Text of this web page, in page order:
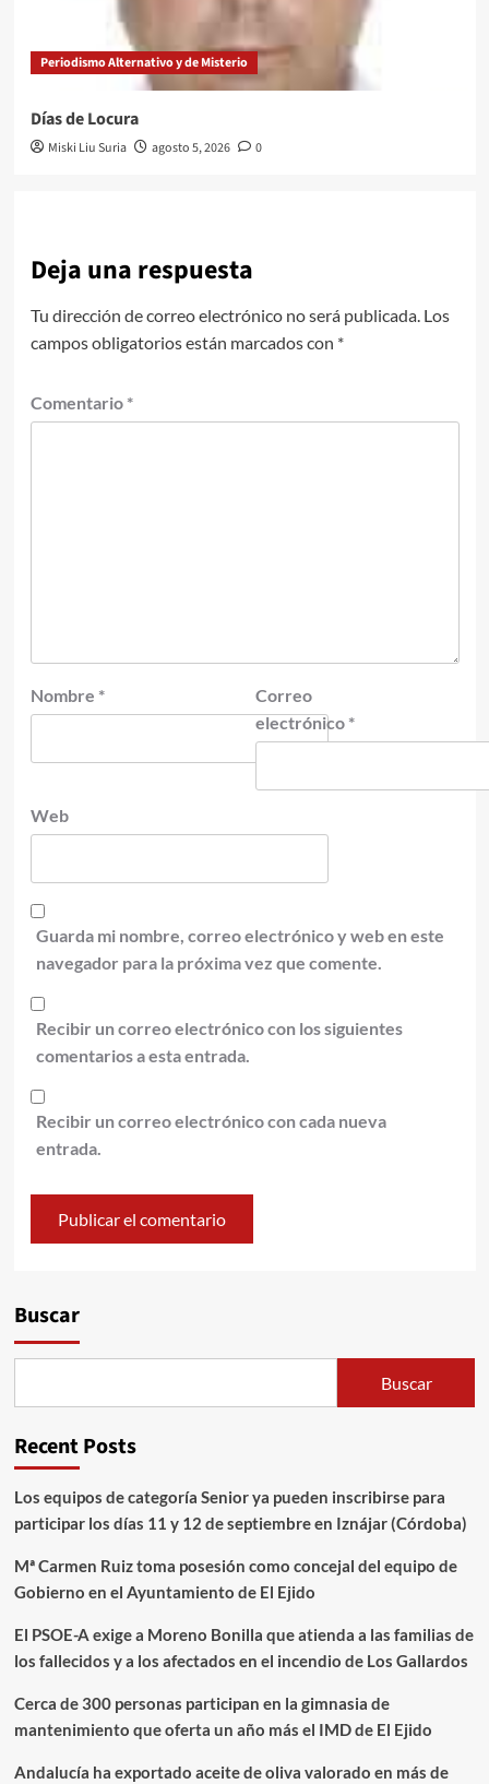
Periodismo Alternativo y de Misterio
Días de Locura
Miski Liu Suria agosto 5, 2026 0
Deja una respuesta
Tu dirección de correo electrónico no será publicada. Los
campos obligatorios están marcados con *
Comentario *
Nombre *
Correo
electrónico *
Web
Guarda mi nombre, correo electrónico y web en este
navegador para la próxima vez que comente.
Recibir un correo electrónico con los siguientes
comentarios a esta entrada.
Recibir un correo electrónico con cada nueva
entrada.
Buscar
Buscar
Recent Posts
Los equipos de categoría Senior ya pueden inscribirse para
participar los días 11 y 12 de septiembre en Iznájar (Córdoba)
Mª Carmen Ruiz toma posesión como concejal del equipo de
Gobierno en el Ayuntamiento de El Ejido
El PSOE-A exige a Moreno Bonilla que atienda a las familias de
los fallecidos y a los afectados en el incendio de Los Gallardos
Cerca de 300 personas participan en la gimnasia de
mantenimiento que oferta un año más el IMD de El Ejido
Andalucía ha exportado aceite de oliva valorado en más de